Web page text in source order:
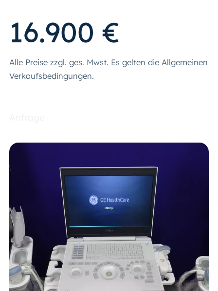
16.900 €
Alle Preise zzgl. ges. Mwst. Es gelten die Allgemeinen
Verkaufsbedingungen.